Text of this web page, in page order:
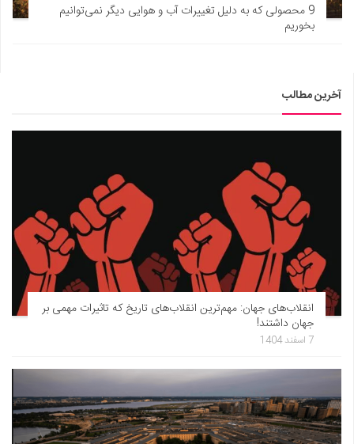
9 محصولی که به دلیل تغییرات آب و هوایی دیگر نمی‌توانیم
بخوریم
آخرین مطالب
انقلاب‌های جهان: مهم‌ترین انقلاب‌های تاریخ که تاثیرات مهمی بر
جهان داشتند!
7 اسفند 1404